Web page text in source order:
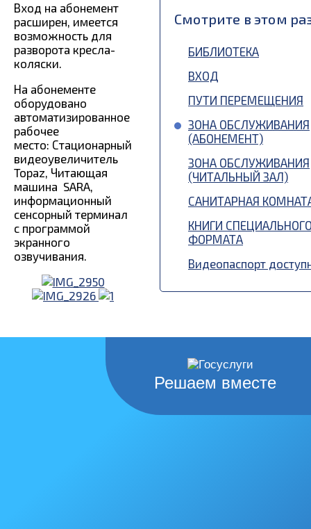
Вход на абонемент
расширен, имеется
возможность для
разворота кресла-
коляски.
На абонементе
оборудовано
автоматизированное
рабочее
место: Стационарный
видеоувеличитель
Topaz, Читающая
машина SARA,
информационный
сенсорный терминал
с программой
экранного
озвучивания.
Смотрите в этом
БИБЛИОТЕКА
ВХОД
ПУТИ ПЕРЕМЕЩЕНИЯ
ЗОНА ОБСЛУЖИВАНИЯ
(АБОНЕМЕНТ)
ЗОНА ОБСЛУЖИВАНИЯ
(ЧИТАЛЬНЫЙ ЗАЛ)
САНИТАРНАЯ
КНИГИ
ФОРМАТА
Видеопаспорт
Решаем вместе